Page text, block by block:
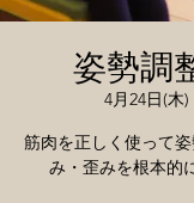
姿勢調
4月24日(木)
筋肉を正しく使って
み・歪みを根本的